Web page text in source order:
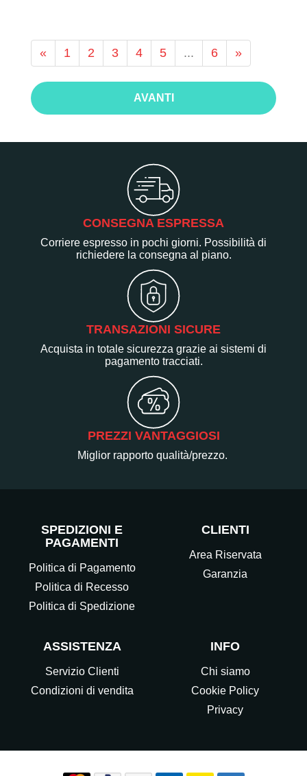
« 1 2 3 4 5 ... 6 »
AVANTI
CONSEGNA ESPRESSA
Corriere espresso in pochi giorni. Possibilità di
richiedere la consegna al piano.
TRANSAZIONI SICURE
Acquista in totale sicurezza grazie ai sistemi di
pagamento tracciati.
PREZZI VANTAGGIOSI
Miglior rapporto qualità/prezzo.
SPEDIZIONI E
PAGAMENTI
Politica di Pagamento
Politica di Recesso
Politica di Spedizione
CLIENTI
Area Riservata
Garanzia
ASSISTENZA
Servizio Clienti
Condizioni di vendita
INFO
Chi siamo
Cookie Policy
Privacy